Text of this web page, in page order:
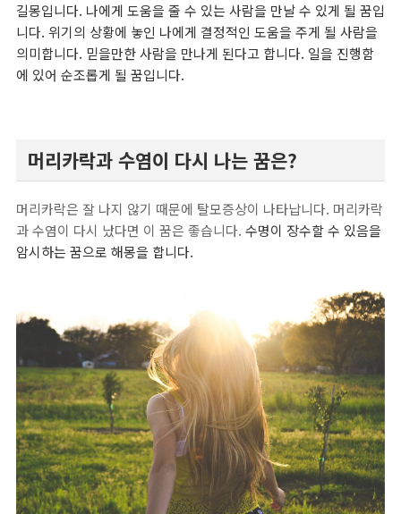
길몽입니다. 나에게 도움을 줄 수 있는 사람을 만날 수 있게 될 꿈입
니다. 위기의 상황에 놓인 나에게 결정적인 도움을 주게 될 사람을
의미합니다. 믿을만한 사람을 만나게 된다고 합니다. 일을 진행함
에 있어 순조롭게 될 꿈입니다.
머리카락과 수염이 다시 나는 꿈은?
머리카락은 잘 나지 않기 때문에 탈모증상이 나타납니다. 머리카락
과 수염이 다시 났다면 이 꿈은 좋습니다. 수명이 장수할 수 있음을
암시하는 꿈으로 해몽을 합니다.